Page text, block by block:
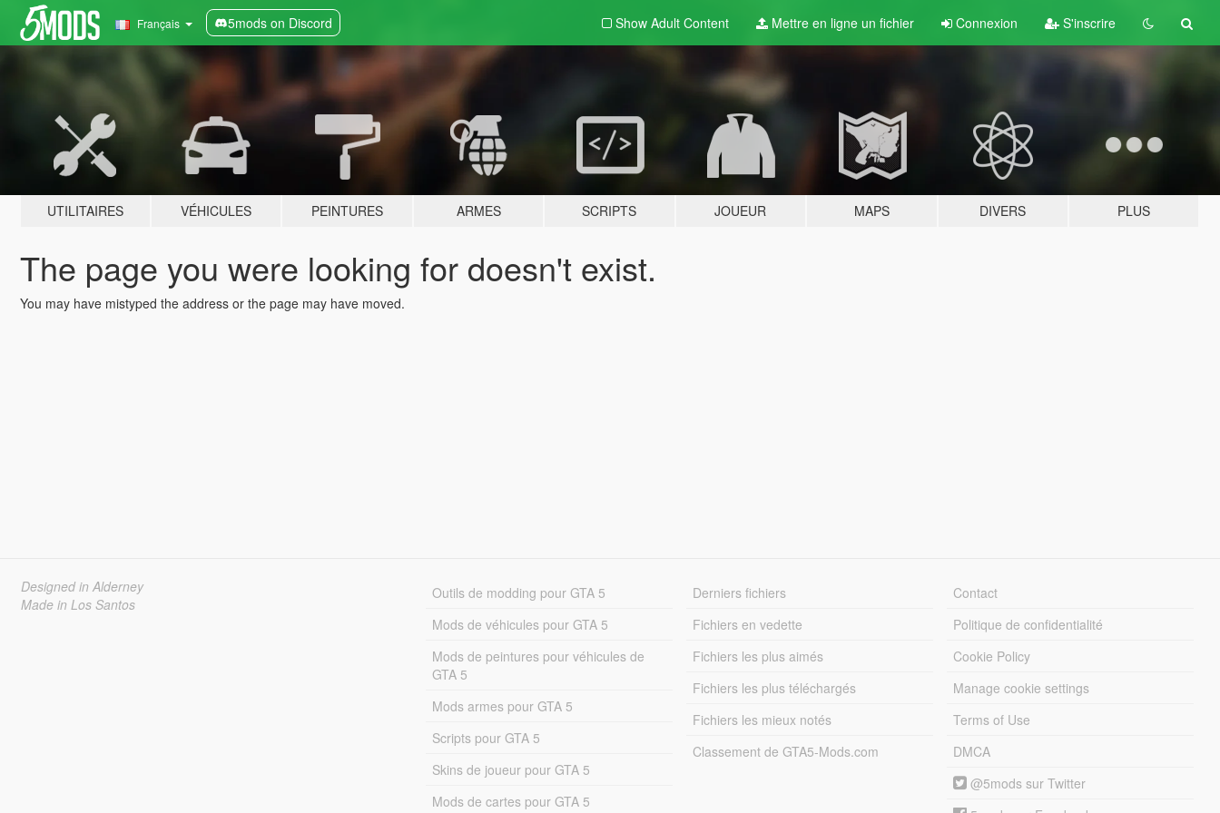
Français 5mods on Discord Show Adult Content Mettre en ligne un fichier Connexion S'inscrire
UTILITAIRES VÉHICULES PEINTURES ARMES SCRIPTS JOUEUR MAPS DIVERS PLUS
The page you were looking for doesn't exist.
You may have mistyped the address or the page may have moved.
Designed in Alderney
Made in Los Santos
Outils de modding pour GTA 5
Mods de véhicules pour GTA 5
Mods de peintures pour véhicules de
GTA 5
Mods armes pour GTA 5
Scripts pour GTA 5
Skins de joueur pour GTA 5
Mods de cartes pour GTA 5
Derniers fichiers
Fichiers en vedette
Fichiers les plus aimés
Fichiers les plus téléchargés
Fichiers les mieux notés
Classement de GTA5-Mods.com
Contact
Politique de confidentialité
Cookie Policy
Manage cookie settings
Terms of Use
DMCA
@5mods sur Twitter